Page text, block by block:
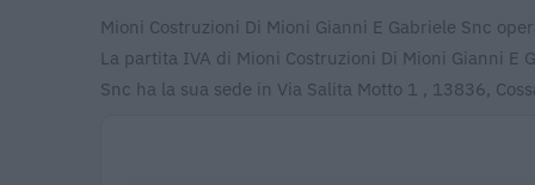
Mioni Costruzioni Di Mioni Gianni E Gabriele Snc
La partita IVA di Mioni Costruzioni Di Mioni Gianni
Snc ha la sua sede in Via Salita Motto 1 , 13836,